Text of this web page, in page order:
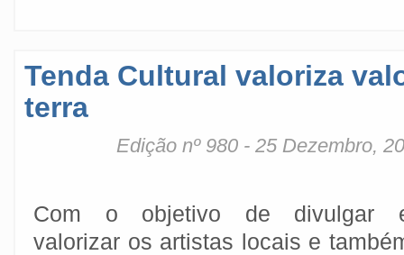
Tenda Cultural valoriza
terra
Edição nº 980 - 25 Dezembro,
Com o objetivo de divulgar
valorizar os artistas locais e